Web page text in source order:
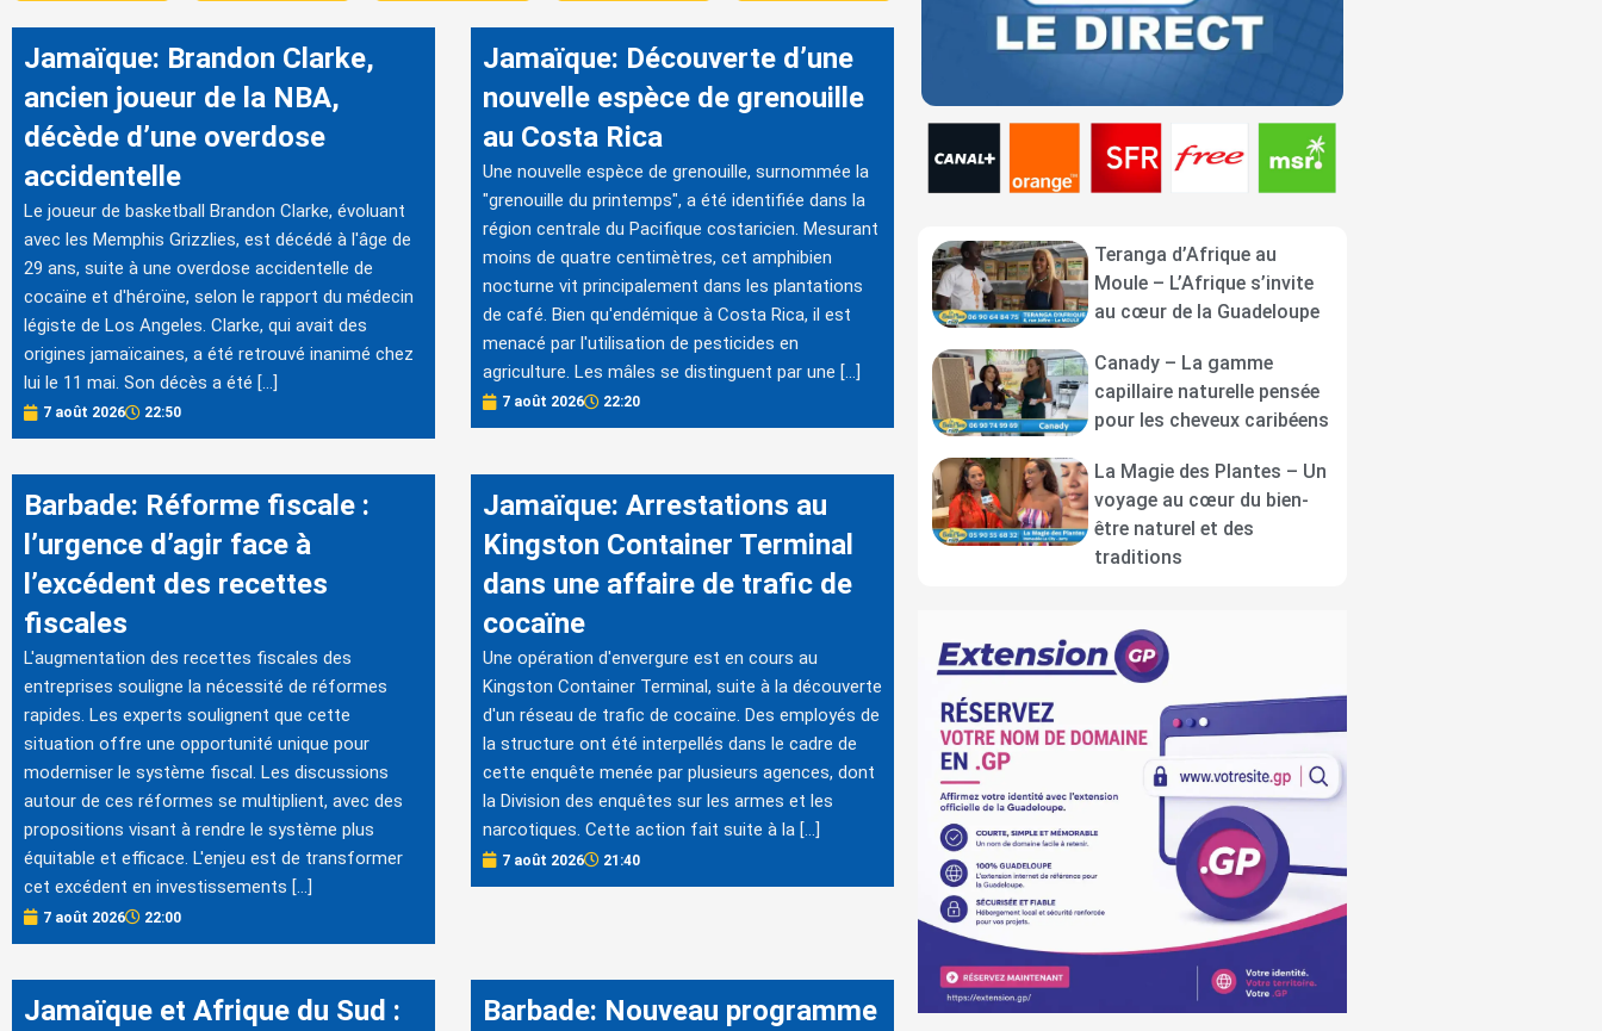
Jamaïque: Brandon Clarke,
ancien joueur de la NBA,
décède d’une overdose
accidentelle
Le joueur de basketball Brandon Clarke, évoluant
avec les Memphis Grizzlies, est décédé à l'âge de
29 ans, suite à une overdose accidentelle de
cocaïne et d'héroïne, selon le rapport du médecin
légiste de Los Angeles. Clarke, qui avait des
origines jamaïcaines, a été retrouvé inanimé chez
lui le 11 mai. Son décès a été […]
7 août 2026 22:50
Jamaïque: Découverte d’une
nouvelle espèce de grenouille
au Costa Rica
Une nouvelle espèce de grenouille, surnommée la
"grenouille du printemps", a été identifiée dans la
région centrale du Pacifique costaricien. Mesurant
moins de quatre centimètres, cet amphibien
nocturne vit principalement dans les plantations
de café. Bien qu'endémique à Costa Rica, il est
menacé par l'utilisation de pesticides en
agriculture. Les mâles se distinguent par une […]
7 août 2026 22:20
Barbade: Réforme fiscale :
l’urgence d’agir face à
l’excédent des recettes
fiscales
L'augmentation des recettes fiscales des
entreprises souligne la nécessité de réformes
rapides. Les experts soulignent que cette
situation offre une opportunité unique pour
moderniser le système fiscal. Les discussions
autour de ces réformes se multiplient, avec des
propositions visant à rendre le système plus
équitable et efficace. L'enjeu est de transformer
cet excédent en investissements […]
7 août 2026 22:00
Jamaïque: Arrestations au
Kingston Container Terminal
dans une affaire de trafic de
cocaïne
Une opération d'envergure est en cours au
Kingston Container Terminal, suite à la découverte
d'un réseau de trafic de cocaïne. Des employés de
la structure ont été interpellés dans le cadre de
cette enquête menée par plusieurs agences, dont
la Division des enquêtes sur les armes et les
narcotiques. Cette action fait suite à la […]
7 août 2026 21:40
Jamaïque et Afrique du Sud :
Barbade: Nouveau programme
Teranga d’Afrique au
Moule – L’Afrique s’invite
au cœur de la Guadeloupe
Canady – La gamme
capillaire naturelle pensée
pour les cheveux caribéens
La Magie des Plantes – Un
voyage au cœur du bien-
être naturel et des
traditions